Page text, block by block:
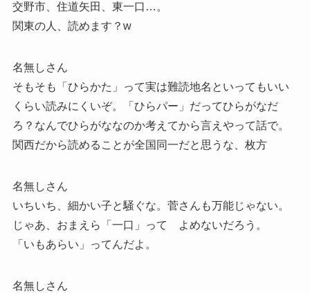
交野市、住道矢田、東一口…。
関東の人、読めます？w
名無しさん
そもそも「ひらかた」って実は難読地名といってもいい
くらい読みにくいぞ。「ひらパー」だってひらがなだ
ろ？なんでひらがななのか考えてから言えやって話で。
関西だから読めることが全国同一だと思うな、枚方
名無しさん
いちいち、細かい子と騒ぐな。菅さんも万能じゃない。
じゃあ、おまえら「一口」って よめないだろう。
「いもあらい」ってんだよ。
名無しさん